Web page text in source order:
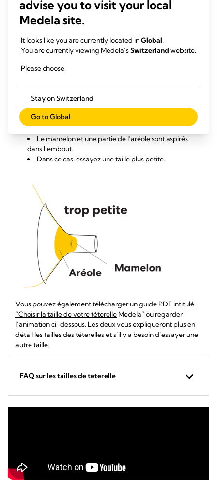
La téterelle est trop grande si :
Le mamelon et une partie de l’aréole sont aspirés
dans l’embout.
Dans ce cas, essayez une taille plus petite.
Vous pouvez également télécharger unguide PDF intitulé
“Choisir la taille de votre téterelle Medela” ou regarder
l’animation ci-dessous. Les deux vous expliqueront plus en
détail les tailles des téterelles et s’il y a besoin d’essayer une
autre taille.
FAQ sur les tailles de téterelle
advise you to visit your local
Medela site.
It looks like you are currently located inGlobal.
You are currently viewing Medela’sSwitzerland website.
Please choose:
Stay on Switzerland
Go to Global